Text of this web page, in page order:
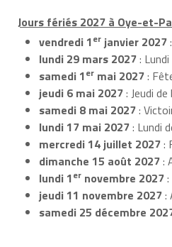
Jours fériés 2027 à Oye-et-
vendredi 1er janvier 2027
lundi 29 mars 2027:
samedi 1er mai 2027:
jeudi 6 mai 2027: Jeudi
samedi 8 mai 2027:
lundi 17 mai 2027: Lundi
mercredi 14 juillet 2027:
dimanche 15 août 2027:
lundi 1er novembre 2027
jeudi 11 novembre 2027:
samedi 25 décembre